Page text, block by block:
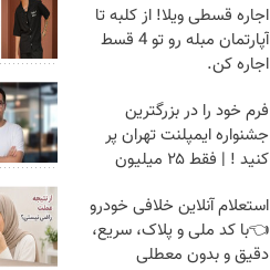
اجاره‌ قسطی ویلا! از کلبه تا
آپارتمان مبله رو تو 4 قسط
اجاره کن.
فرم خود را در بزرگترین
جشنواره ایمپلنت تهران پر
کنید ! | فقط ۲۵ میلیون
استعلام آنلاین خلافی خودرو
👈با کد ملی و پلاک، سریع،
دقیق و بدون معطلی